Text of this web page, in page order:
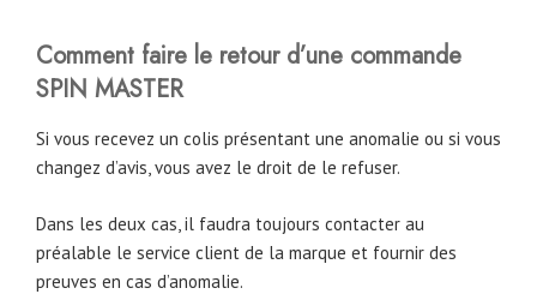
Comment faire le retour d’une commande
SPIN MASTER
Si vous recevez un colis présentant une anomalie ou si vous
changez d’avis, vous avez le droit de le refuser.
Dans les deux cas, il faudra toujours contacter au
préalable le service client de la marque et fournir des
preuves en cas d’anomalie.